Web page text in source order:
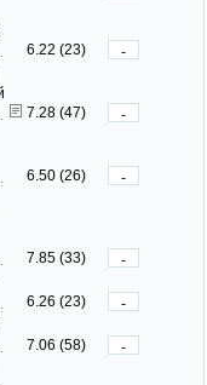
6.22 (23)
-
7.28 (47)
-
6.50 (26)
-
7.85 (33)
-
6.26 (23)
-
7.06 (58)
-